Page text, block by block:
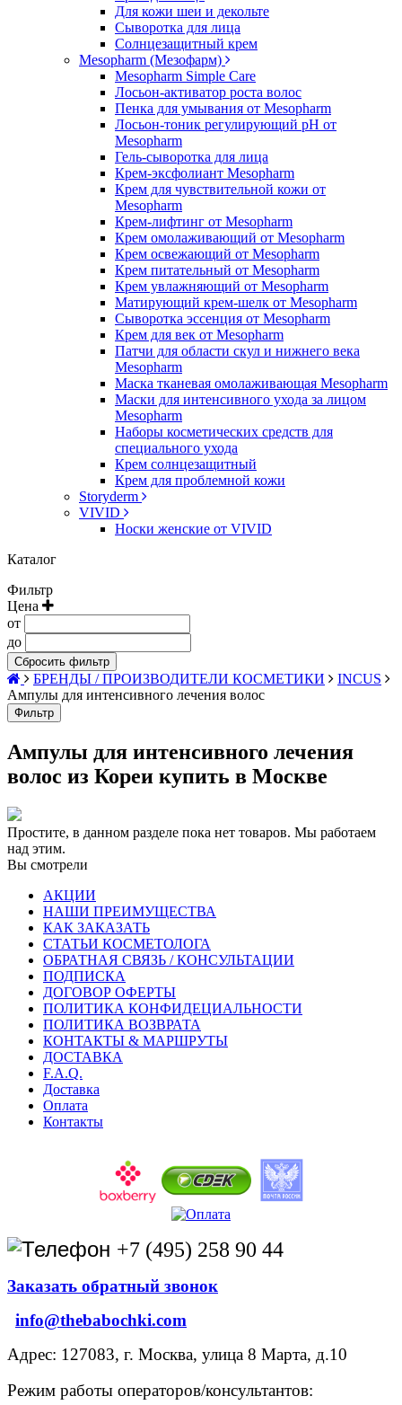
Для кожи шеи и декольте
Сыворотка для лица
Солнцезащитный крем
Mesopharm (Мезофарм)
Mesopharm Simple Care
Лосьон-активатор роста волос
Пенка для умывания от Mesopharm
Лосьон-тоник регулирующий рН от
Mesopharm
Гель-сыворотка для лица
Крем-эксфолиант Mesopharm
Крем для чувствительной кожи от
Mesopharm
Крем-лифтинг от Mesopharm
Крем омолаживающий от Mesopharm
Крем освежающий от Mesopharm
Крем питательный от Mesopharm
Крем увлажняющий от Mesopharm
Матирующий крем-шелк от Mesopharm
Сыворотка эссенция от Mesopharm
Крем для век от Mesopharm
Патчи для области скул и нижнего века
Mesopharm
Маска тканевая омолаживающая Mesopharm
Маски для интенсивного ухода за лицом
Mesopharm
Наборы косметических средств для
специального ухода
Крем солнцезащитный
Крем для проблемной кожи
Storyderm
VIVID
Носки женские от VIVID
Каталог
Фильтр
Цена
от
до
Сбросить фильтр
БРЕНДЫ / ПРОИЗВОДИТЕЛИ КОСМЕТИКИ
INCUS
Ампулы для интенсивного лечения волос
Фильтр
Ампулы для интенсивного лечения
волос из Кореи купить в Москве
Простите, в данном разделе пока нет товаров. Мы работаем
над этим.
Вы смотрели
АКЦИИ
НАШИ ПРЕИМУЩЕСТВА
КАК ЗАКАЗАТЬ
СТАТЬИ КОСМЕТОЛОГА
ОБРАТНАЯ СВЯЗЬ / КОНСУЛЬТАЦИИ
ПОДПИСКА
ДОГОВОР ОФЕРТЫ
ПОЛИТИКА КОНФИДЕЦИАЛЬНОСТИ
ПОЛИТИКА ВОЗВРАТА
КОНТАКТЫ & МАРШРУТЫ
ДОСТАВКА
F.A.Q.
Доставка
Оплата
Контакты
+7 (495) 258 90 44
Заказать обратный звонок
info@thebabochki.com
Адрес: 127083, г. Москва, улица 8 Марта, д.10
Режим работы операторов/консультантов: